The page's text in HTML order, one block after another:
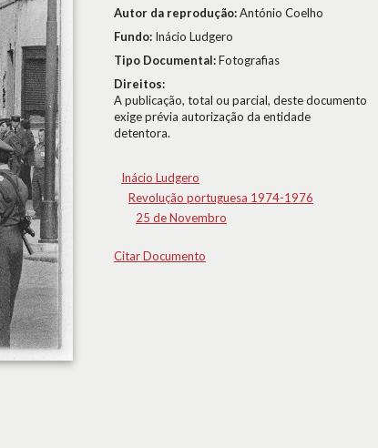
Autor da reprodução:António Coelho
Fundo: Inácio Ludgero
Tipo Documental:Fotografias
Direitos:
A publicação, total ou parcial, deste documento
exige prévia autorização da entidade
detentora.
Inácio Ludgero
Revolução portuguesa 1974-1976
25 de Novembro
Citar Documento